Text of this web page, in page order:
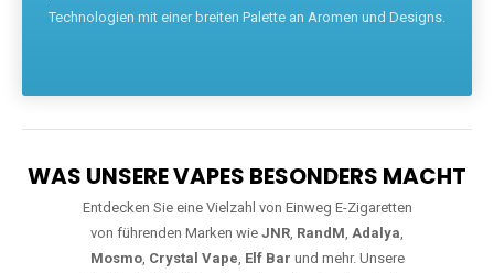
Technologien mit einer breiten Palette an Aromen und Designs.
WAS UNSERE VAPES BESONDERS MACHT
Entdecken Sie eine Vielzahl von Einweg E-Zigaretten
von führenden Marken wie JNR, RandM, Adalya,
Mosmo, Crystal Vape, Elf Bar und mehr. Unsere